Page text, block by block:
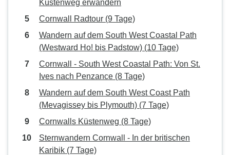
Kustenweg erwandern
Cornwall Radtour (9 Tage)
Wandern auf dem South West Coastal Path
(Westward Ho! bis Padstow) (10 Tage)
Cornwall - South West Coastal Path: Von St.
Ives nach Penzance (8 Tage)
Wandern auf dem South West Coast Path
(Mevagissey bis Plymouth) (7 Tage)
Cornwalls Küstenweg (8 Tage)
Sternwandern Cornwall - In der britischen
Karibik (7 Tage)